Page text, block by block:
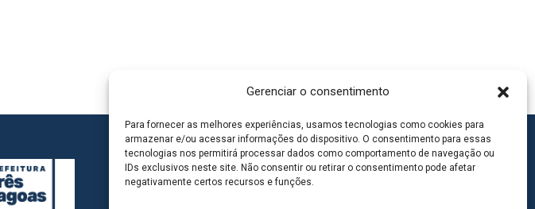
Gerenciar o consentimento
Para fornecer as melhores experiências, usamos tecnologias como cookies para
armazenar e/ou acessar informações do dispositivo. O consentimento para essas
tecnologias nos permitirá processar dados como comportamento de navegação ou
IDs exclusivos neste site. Não consentir ou retirar o consentimento pode afetar
negativamente certos recursos e funções.